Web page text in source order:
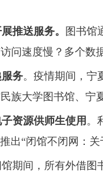
推送服务。 图书馆
问速度慢？多个数
务。疫情期间，宁
族大学图书馆、宁
资源供师生使用 。
出“闭馆不闭网：
馆期间，所有外借图